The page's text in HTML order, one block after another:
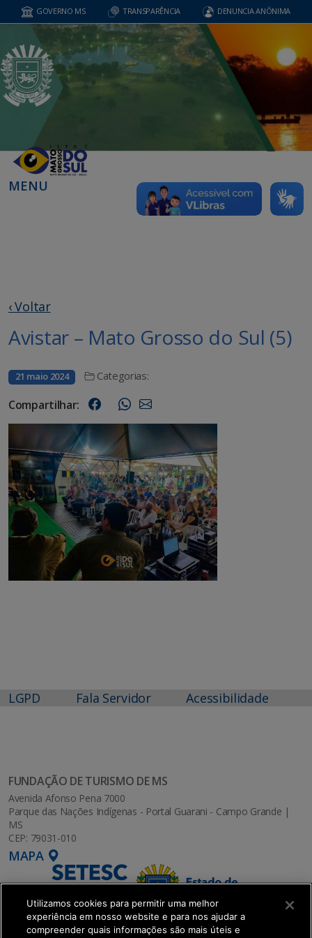
GOVERNO MS TRANSPARÊNCIA DENUNCIA ANÔNIMA
MENU
‹ Voltar
Avistar – Mato Grosso do Sul (5)
21 maio 2024 Categorias:
Compartilhar:
LGPD Fala Servidor Acessibilidade
FUNDAÇÃO DE TURISMO DE MS
Avenida Afonso Pena 7000
Parque das Nações Indígenas - Portal Guarani - Campo Grande |
MS
CEP: 79031-010
MAPA
Utilizamos cookies para permitir uma melhor
experiência em nosso website e para nos ajudar a
compreender quais informações são mais úteis e